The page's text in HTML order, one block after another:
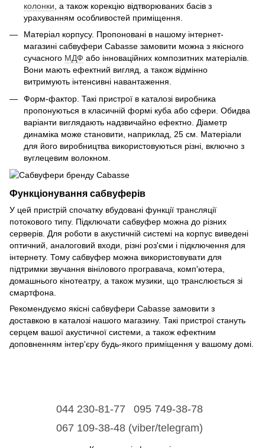
колонки , а також корекцію відтворюваних басів з
урахуванням особливостей приміщення.
Матеріал корпусу. Пропоновані в нашому інтернет-
магазині сабвуфери Cabasse замовити можна з якісного
сучасного МДФ або інноваційних композитних матеріалів.
Вони мають ефектний вигляд, а також відмінно
витримують інтенсивні навантаження.
Форм-фактор. Такі пристрої в каталозі виробника
пропонуються в класичній формі куба або сфери. Обидва
варіанти виглядають надзвичайно ефектно. Діаметр
динаміка може становити, наприклад, 25 см. Матеріали
для його виробництва використовуються різні, включно з
вуглецевим волокном.
Функціонування сабвуферів
У цей пристрій спочатку вбудовані функції трансляції
потокового типу. Підключати сабвуфер можна до різних
серверів. Для роботи в акустичній системі на корпус виведені
оптичний, аналоговий входи, різні роз'єми і підключення для
інтернету. Тому сабвуфер можна використовувати для
підтримки звучання вінілового програвача, комп'ютера,
домашнього кінотеатру, а також музики, що транслюється зі
смартфона.
Рекомендуємо якісні сабвуфери Cabasse замовити з
доставкою в каталозі нашого магазину. Такі пристрої стануть
серцем вашої акустичної системи, а також ефектним
доповненням інтер'єру будь-якого приміщення у вашому домі.
044 230-81-77
095 749-38-78
067 109-38-48 (viber/telegram)